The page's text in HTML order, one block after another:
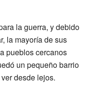
la guerra, y debido
la mayoría de sus
pueblos cercanos
un pequeño barrio
desde lejos.